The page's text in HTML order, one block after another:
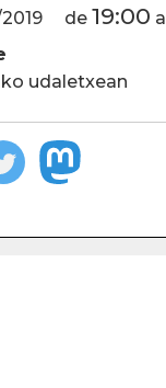
de 19:00 a
udaletxean